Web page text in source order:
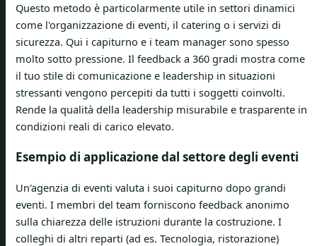
Questo metodo è particolarmente utile in settori dinamici
come l'organizzazione di eventi, il catering o i servizi di
sicurezza. Qui i capiturno e i team manager sono spesso
molto sotto pressione. Il feedback a 360 gradi mostra come
il tuo stile di comunicazione e leadership in situazioni
stressanti vengono percepiti da tutti i soggetti coinvolti.
Rende la qualità della leadership misurabile e trasparente in
condizioni reali di carico elevato.
Esempio di applicazione dal settore degli eventi
Un'agenzia di eventi valuta i suoi capiturno dopo grandi
eventi. I membri del team forniscono feedback anonimo
sulla chiarezza delle istruzioni durante la costruzione. I
colleghi di altri reparti (ad es. Tecnologia, ristorazione)